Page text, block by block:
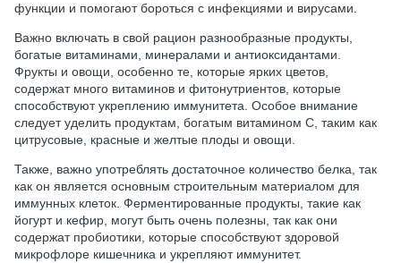
функции и помогают бороться с инфекциями и вирусами.
Важно включать в свой рацион разнообразные продукты,
богатые витаминами, минералами и антиоксидантами.
Фрукты и овощи, особенно те, которые ярких цветов,
содержат много витаминов и фитонутриентов, которые
способствуют укреплению иммунитета. Особое внимание
следует уделить продуктам, богатым витамином С, таким как
цитрусовые, красные и желтые плоды и овощи.
Также, важно употреблять достаточное количество белка, так
как он является основным строительным материалом для
иммунных клеток. Ферментированные продукты, такие как
йогурт и кефир, могут быть очень полезны, так как они
содержат пробиотики, которые способствуют здоровой
микрофлоре кишечника и укрепляют иммунитет.